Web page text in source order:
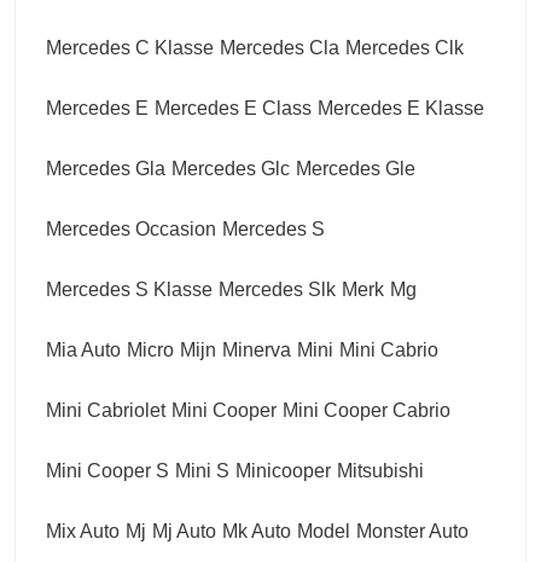
Mercedes C Klasse Mercedes Cla Mercedes Clk
Mercedes E Mercedes E Class Mercedes E Klasse
Mercedes Gla Mercedes Glc Mercedes Gle
Mercedes Occasion Mercedes S
Mercedes S Klasse Mercedes Slk Merk Mg
Mia Auto Micro Mijn Minerva Mini Mini Cabrio
Mini Cabriolet Mini Cooper Mini Cooper Cabrio
Mini Cooper S Mini S Minicooper Mitsubishi
Mix Auto Mj Mj Auto Mk Auto Model Monster Auto